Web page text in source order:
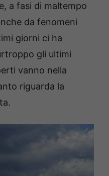
a fasi di maltempo
da fenomeni
giorni ci ha
gli ultimi
vanno nella
riguarda la